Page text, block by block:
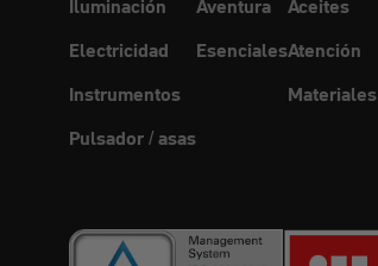
Iluminación
Electricidad
Instrumentos
Pulsador / asas
Aventura
Esenciales
Aceites
Atención
Materiales